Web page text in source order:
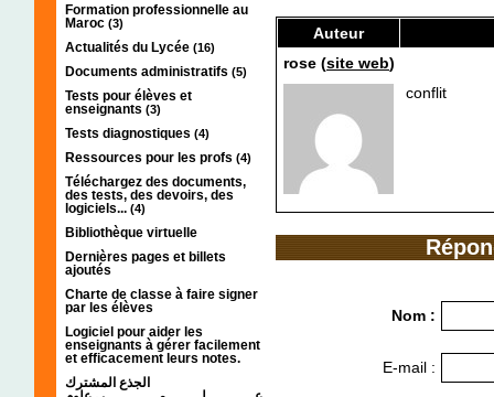
Formation professionnelle au
Maroc (3)
Actualités du Lycée (16)
Documents administratifs (5)
Tests pour élèves et
enseignants (3)
Tests diagnostiques (4)
Ressources pour les profs (4)
Téléchargez des documents,
des tests, des devoirs, des
logiciels... (4)
Bibliothèque virtuelle
Dernières pages et billets
ajoutés
Charte de classe à faire signer
par les élèves
Logiciel pour aider les
enseignants à gérer facilement
et efficacement leurs notes.
الجذع المشترك
Auteur
rose (site web)
conflit
Nom :
E-mail :